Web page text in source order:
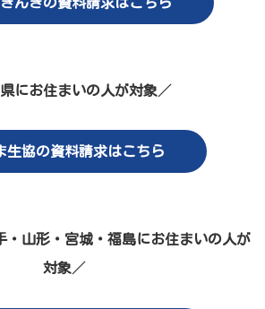
にお住まいの人が対象 ／
生協の資料請求はこちら
・山形・宮城・福島にお住まいの人が
対象 ／